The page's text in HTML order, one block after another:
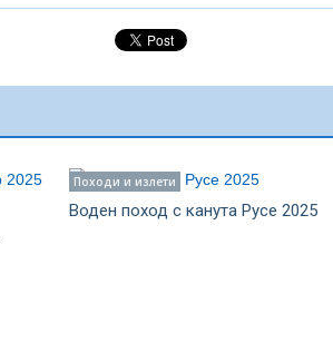
Походи и излети
Воден поход с канута Русе 2025